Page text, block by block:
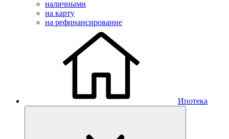
наличными
на карту
на рефинансирование
Ипотека